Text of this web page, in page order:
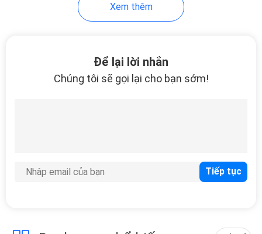
Xem thêm
Để lại lời nhắn
Chúng tôi sẽ gọi lại cho bạn sớm!